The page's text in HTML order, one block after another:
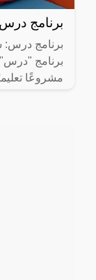
برنامج
برنامج درس:
مشروعًا